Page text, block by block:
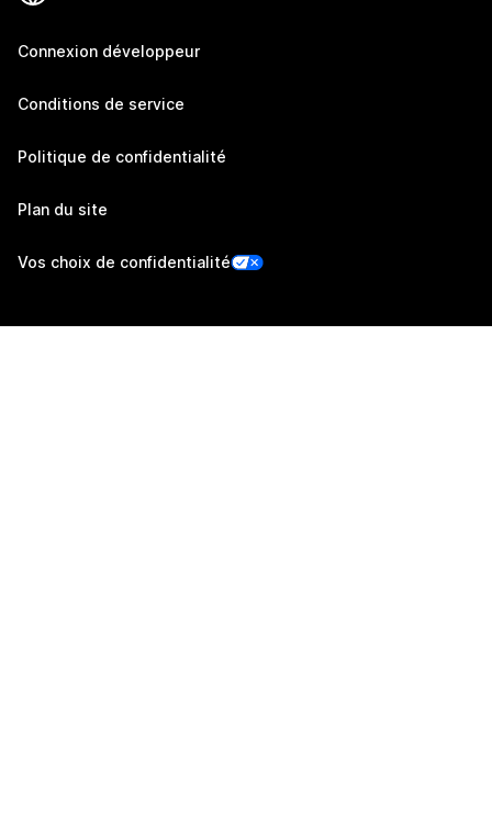
Connexion développeur
Conditions de service
Politique de confidentialité
Plan du site
Vos choix de confidentialité